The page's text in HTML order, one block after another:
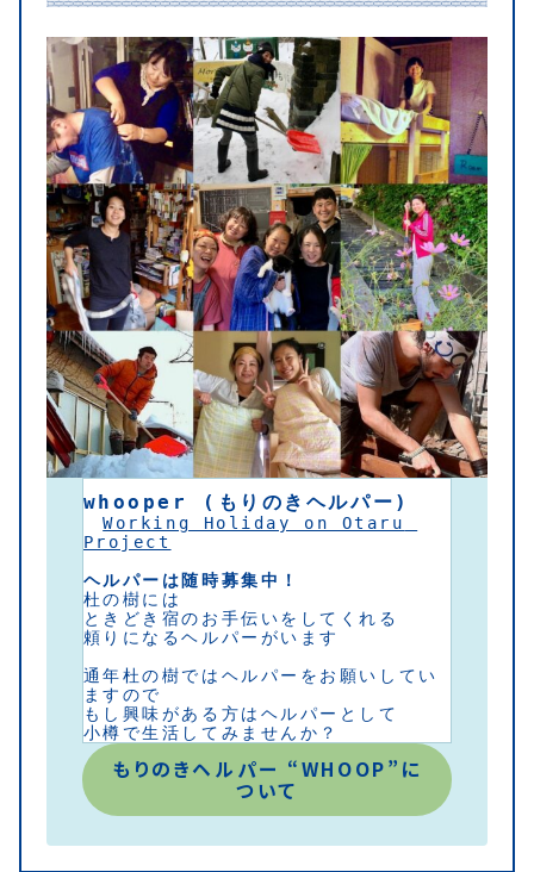
whooper (もりのきヘルパー)
Working Holiday on Otaru
Project
ヘルパーは随時募集中！
杜の樹には
ときどき宿のお手伝いをしてくれる
頼りになるヘルパーがいます
通年杜の樹ではヘルパーをお願いしてい
ますので
もし興味がある方はヘルパーとして
小樽で生活してみませんか？
もりのきヘルパー “WHOOP”に
ついて